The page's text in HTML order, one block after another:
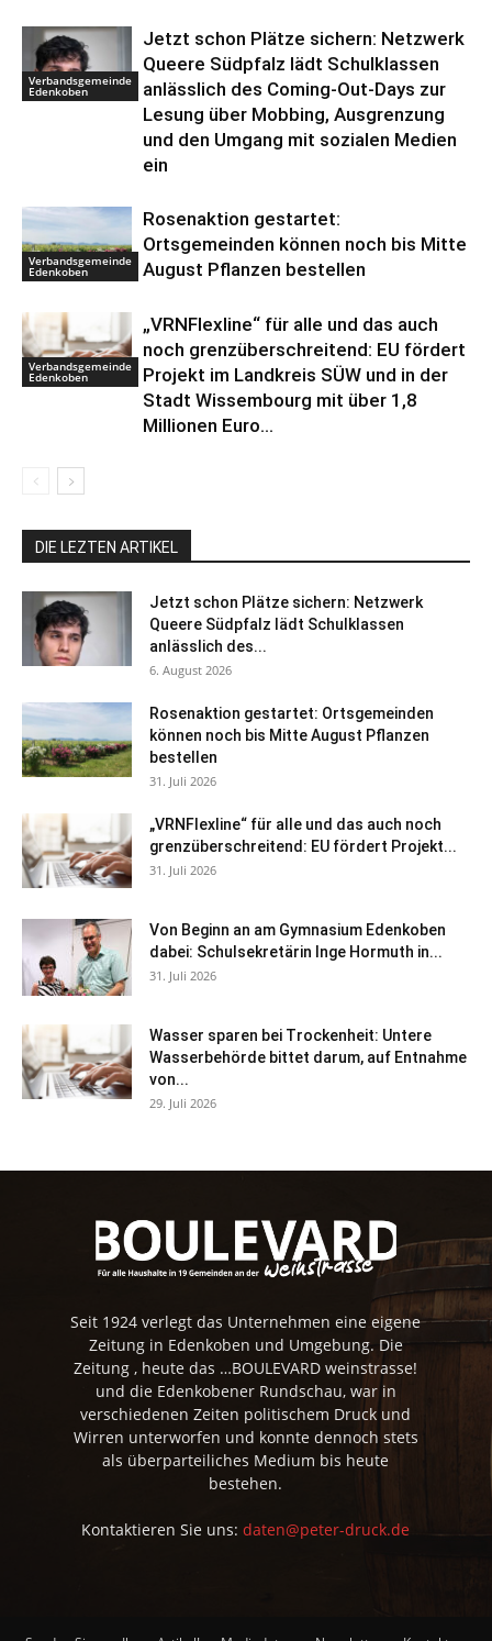
Verbandsgemeinde
Edenkoben
Jetzt schon Plätze sichern: Netzwerk
Queere Südpfalz lädt Schulklassen
anlässlich des Coming-Out-Days zur
Lesung über Mobbing, Ausgrenzung
und den Umgang mit sozialen Medien
ein
Verbandsgemeinde
Edenkoben
Rosenaktion gestartet:
Ortsgemeinden können noch bis Mitte
August Pflanzen bestellen
Verbandsgemeinde
Edenkoben
„VRNFlexline“ für alle und das auch
noch grenzüberschreitend: EU fördert
Projekt im Landkreis SÜW und in der
Stadt Wissembourg mit über 1,8
Millionen Euro...
DIE LEZTEN ARTIKEL
Jetzt schon Plätze sichern: Netzwerk
Queere Südpfalz lädt Schulklassen
anlässlich des...
6. August 2026
Rosenaktion gestartet: Ortsgemeinden
können noch bis Mitte August Pflanzen
bestellen
31. Juli 2026
„VRNFlexline“ für alle und das auch noch
grenzüberschreitend: EU fördert Projekt...
31. Juli 2026
Von Beginn an am Gymnasium Edenkoben
dabei: Schulsekretärin Inge Hormuth in...
31. Juli 2026
Wasser sparen bei Trockenheit: Untere
Wasserbehörde bittet darum, auf Entnahme
von...
29. Juli 2026
Seit 1924 verlegt das Unternehmen eine eigene
Zeitung in Edenkoben und Umgebung. Die
Zeitung , heute das …BOULEVARD weinstrasse!
und die Edenkobener Rundschau, war in
verschiedenen Zeiten politischem Druck und
Wirren unterworfen und konnte dennoch stets
als überparteiliches Medium bis heute
bestehen.
Kontaktieren Sie uns:daten@peter-druck.de